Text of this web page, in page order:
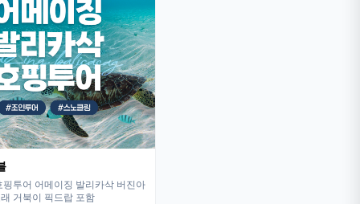
핑투어 어메이징 발리카삭 버진아
거북이 픽드랍 포함